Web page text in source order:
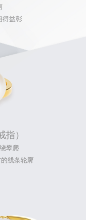
得益彰
）
攀爬
线条轮廓